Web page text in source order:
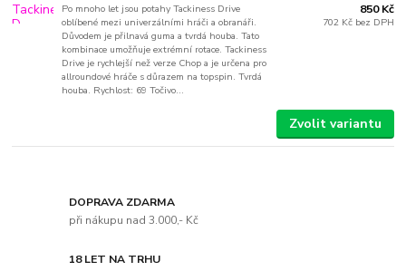
Po mnoho let jsou potahy Tackiness Drive
oblíbené mezi univerzálními hráči a obranáři.
Důvodem je přilnavá guma a tvrdá houba. Tato
kombinace umožňuje extrémní rotace. Tackiness
Drive je rychlejší než verze Chop a je určena pro
allroundové hráče s důrazem na topspin. Tvrdá
houba. Rychlost: 69 Točivo...
850 Kč
702 Kč bez DPH
Zvolit variantu
DOPRAVA ZDARMA
při nákupu nad 3.000,- Kč
18 LET NA TRHU